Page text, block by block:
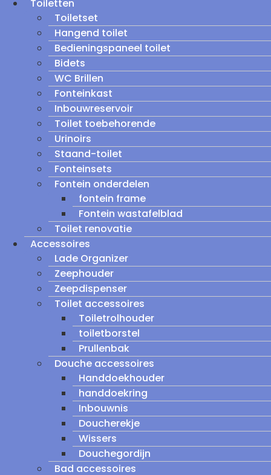
Toiletten
Toiletset
Hangend toilet
Bedieningspaneel toilet
Bidets
WC Brillen
Fonteinkast
Inbouwreservoir
Toilet toebehorende
Urinoirs
Staand-toilet
Fonteinsets
Fontein onderdelen
fontein frame
Fontein wastafelblad
Toilet renovatie
Accessoires
Lade Organizer
Zeephouder
Zeepdispenser
Toilet accessoires
Toiletrolhouder
toiletborstel
Prullenbak
Douche accessoires
Handdoekhouder
handdoekring
Inbouwnis
Doucherekje
Wissers
Douchegordijn
Bad accessoires